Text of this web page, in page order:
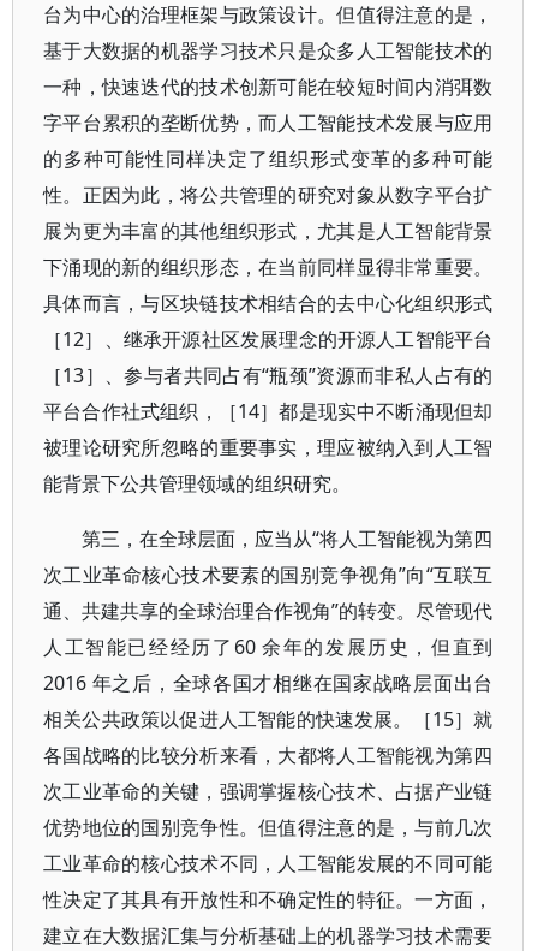
台为中心的治理框架与政策设计。但值得注意的是，
基于大数据的机器学习技术只是众多人工智能技术的
一种，快速迭代的技术创新可能在较短时间内消弭数
字平台累积的垄断优势，而人工智能技术发展与应用
的多种可能性同样决定了组织形式变革的多种可能
性。正因为此，将公共管理的研究对象从数字平台扩
展为更为丰富的其他组织形式，尤其是人工智能背景
下涌现的新的组织形态，在当前同样显得非常重要。
具体而言，与区块链技术相结合的去中心化组织形式
［12］、继承开源社区发展理念的开源人工智能平台
［13］、参与者共同占有“瓶颈”资源而非私人占有的
平台合作社式组织，［14］都是现实中不断涌现但却
被理论研究所忽略的重要事实，理应被纳入到人工智
能背景下公共管理领域的组织研究。
第三，在全球层面，应当从“将人工智能视为第四
次工业革命核心技术要素的国别竞争视角”向“互联互
通、共建共享的全球治理合作视角”的转变。尽管现代
人工智能已经经历了60 余年的发展历史，但直到
2016 年之后，全球各国才相继在国家战略层面出台
相关公共政策以促进人工智能的快速发展。［15］就
各国战略的比较分析来看，大都将人工智能视为第四
次工业革命的关键，强调掌握核心技术、占据产业链
优势地位的国别竞争性。但值得注意的是，与前几次
工业革命的核心技术不同，人工智能发展的不同可能
性决定了其具有开放性和不确定性的特征。一方面，
建立在大数据汇集与分析基础上的机器学习技术需要